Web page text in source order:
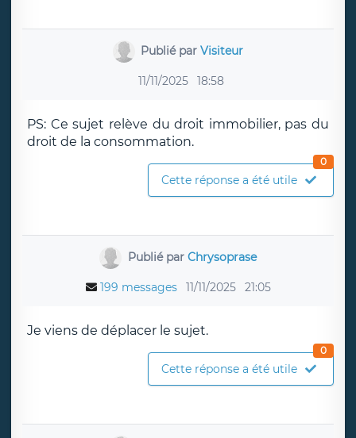
Publié parVisiteur
11/11/2025 18:58
PS: Ce sujet relève du droit immobilier, pas du
droit de la consommation.
Cette réponse a été utile
0
Publié par Chrysoprase
199 messages 11/11/2025 21:05
Je viens de déplacer le sujet.
Cette réponse a été utile
0